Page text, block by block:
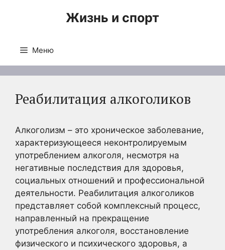
Жизнь и спорт
Меню
Реабилитация алкоголиков
Алкоголизм – это хроническое заболевание,
характеризующееся неконтролируемым
употреблением алкоголя, несмотря на
негативные последствия для здоровья,
социальных отношений и профессиональной
деятельности. Реабилитация алкоголиков
представляет собой комплексный процесс,
направленный на прекращение
употребления алкоголя, восстановление
физического и психического здоровья, а